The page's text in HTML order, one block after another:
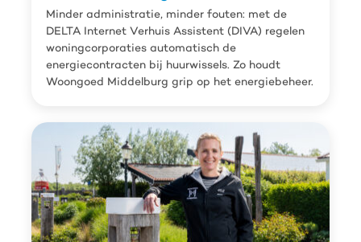
Minder administratie, minder fouten: met de
DELTA Internet Verhuis Assistent (DIVA) regelen
woningcorporaties automatisch de
energiecontracten bij huurwissels. Zo houdt
Woongoed Middelburg grip op het energiebeheer.